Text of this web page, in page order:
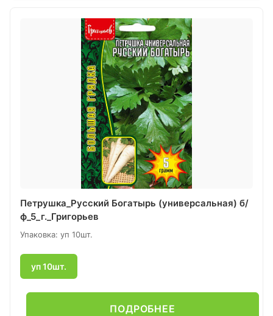
Петрушка_Русский Богатырь (универсальная) б/
ф_5_г._Григорьев
Упаковка: уп 10шт.
уп 10шт.
ПОДРОБНЕЕ